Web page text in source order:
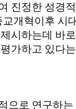
진정한 성경
개혁이후 시
시하는데 바
가하고 있다
으로 연구하